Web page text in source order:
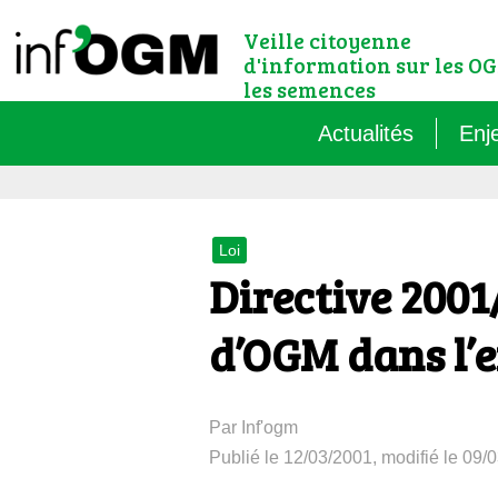
Veille citoyenne
d'information sur les
les semences
Actualités
Le
Loi
Directive
d’OGM dans
Par Inf'ogm
Publié le 12/03/2001, modifié le 09/